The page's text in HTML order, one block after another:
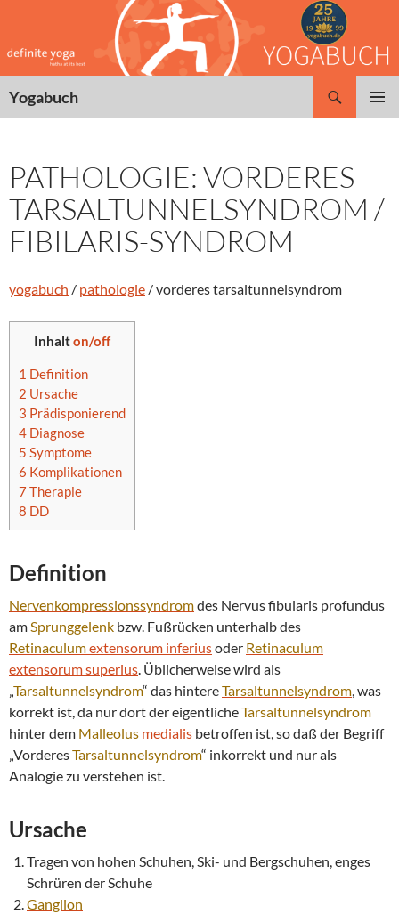
springen
Yogabuch
PATHOLOGIE: VORDERES
TARSALTUNNELSYNDROM /
FIBILARIS-SYNDROM
yogabuch / pathologie / vorderes tarsaltunnelsyndrom
Inhalton/off
1 Definition
2 Ursache
3 Prädisponierend
4 Diagnose
5 Symptome
6 Komplikationen
7Therapie
8 DD
Definition
Nervenkompressionssyndromdes Nervus fibularis profundus
amSprunggelenk bzw. Fußrücken unterhalb des
Retinaculumextensorum inferiusoder Retinaculum
extensorum superius. Üblicherweise wird als
„Tarsaltunnelsyndrom“ das hintereTarsaltunnelsyndrom, was
korrekt ist, da nur dort der eigentlicheTarsaltunnelsyndrom
hinter dem Malleolus medialis betroffen ist, so daß der Begriff
„VorderesTarsaltunnelsyndrom“ inkorrekt und nur als
Analogie zu verstehen ist.
Ursache
Tragen von hohen Schuhen, Ski- und Bergschuhen, enges
Schrüren der Schuhe
Ganglion